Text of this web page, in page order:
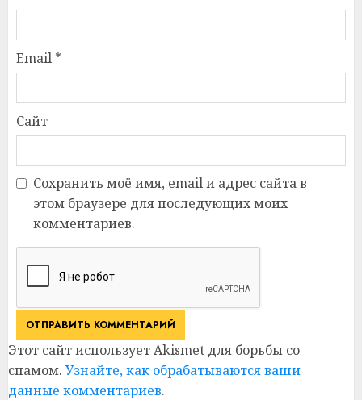
Email *
Сайт
Сохранить моё имя, email и адрес сайта в
этом браузере для последующих моих
комментариев.
Этот сайт использует Akismet для борьбы со
спамом. Узнайте, как обрабатываются ваши
данные комментариев.